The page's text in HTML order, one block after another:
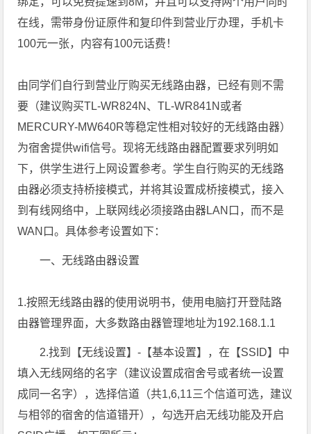
在线，需带身份证原件和复印件到营业厅办理，手机卡
100元一张，内容有100元话费！
由同学们自行到营业厅购买无线路由器，已经有则不需
要（建议购买TL-WR824N、TL-WR841N或者
MERCURY-MW640R等稳定性相对较好的无线路由器）
为宿舍提供wifi信号。现将无线路由器配置要求列明如
下，供学生进行上网设置参考。学生自行购买的无线路
由器必须支持桥接模式，并将其设置成桥接模式，接入
到有线网络中，上联网线必须接路由器LAN口，而不是
WAN口。具体参考设置如下：
一、无线路由器设置
1.按照无线路由器的使用说明书，使用电脑打开登陆路
由器管理界面，大多数路由器管理地址为192.168.1.1
2.找到【无线设置】-【基本设置】，在【SSID】中
填入无线网络的名字（建议设置成宿舍号或者统一设置
成同一名字），选择信道（共1,6,11三个信道可选，建议
与相邻的宿舍的信道错开），勾选开启无线功能及开启